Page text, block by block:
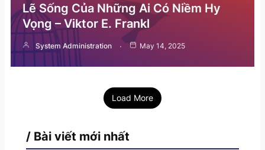
Lẽ Sống Của Những Ai Có Niềm Hy
Vọng – Viktor E. Frankl
System Administration May 14, 2025
Load More
/ Bài viết mới nhất